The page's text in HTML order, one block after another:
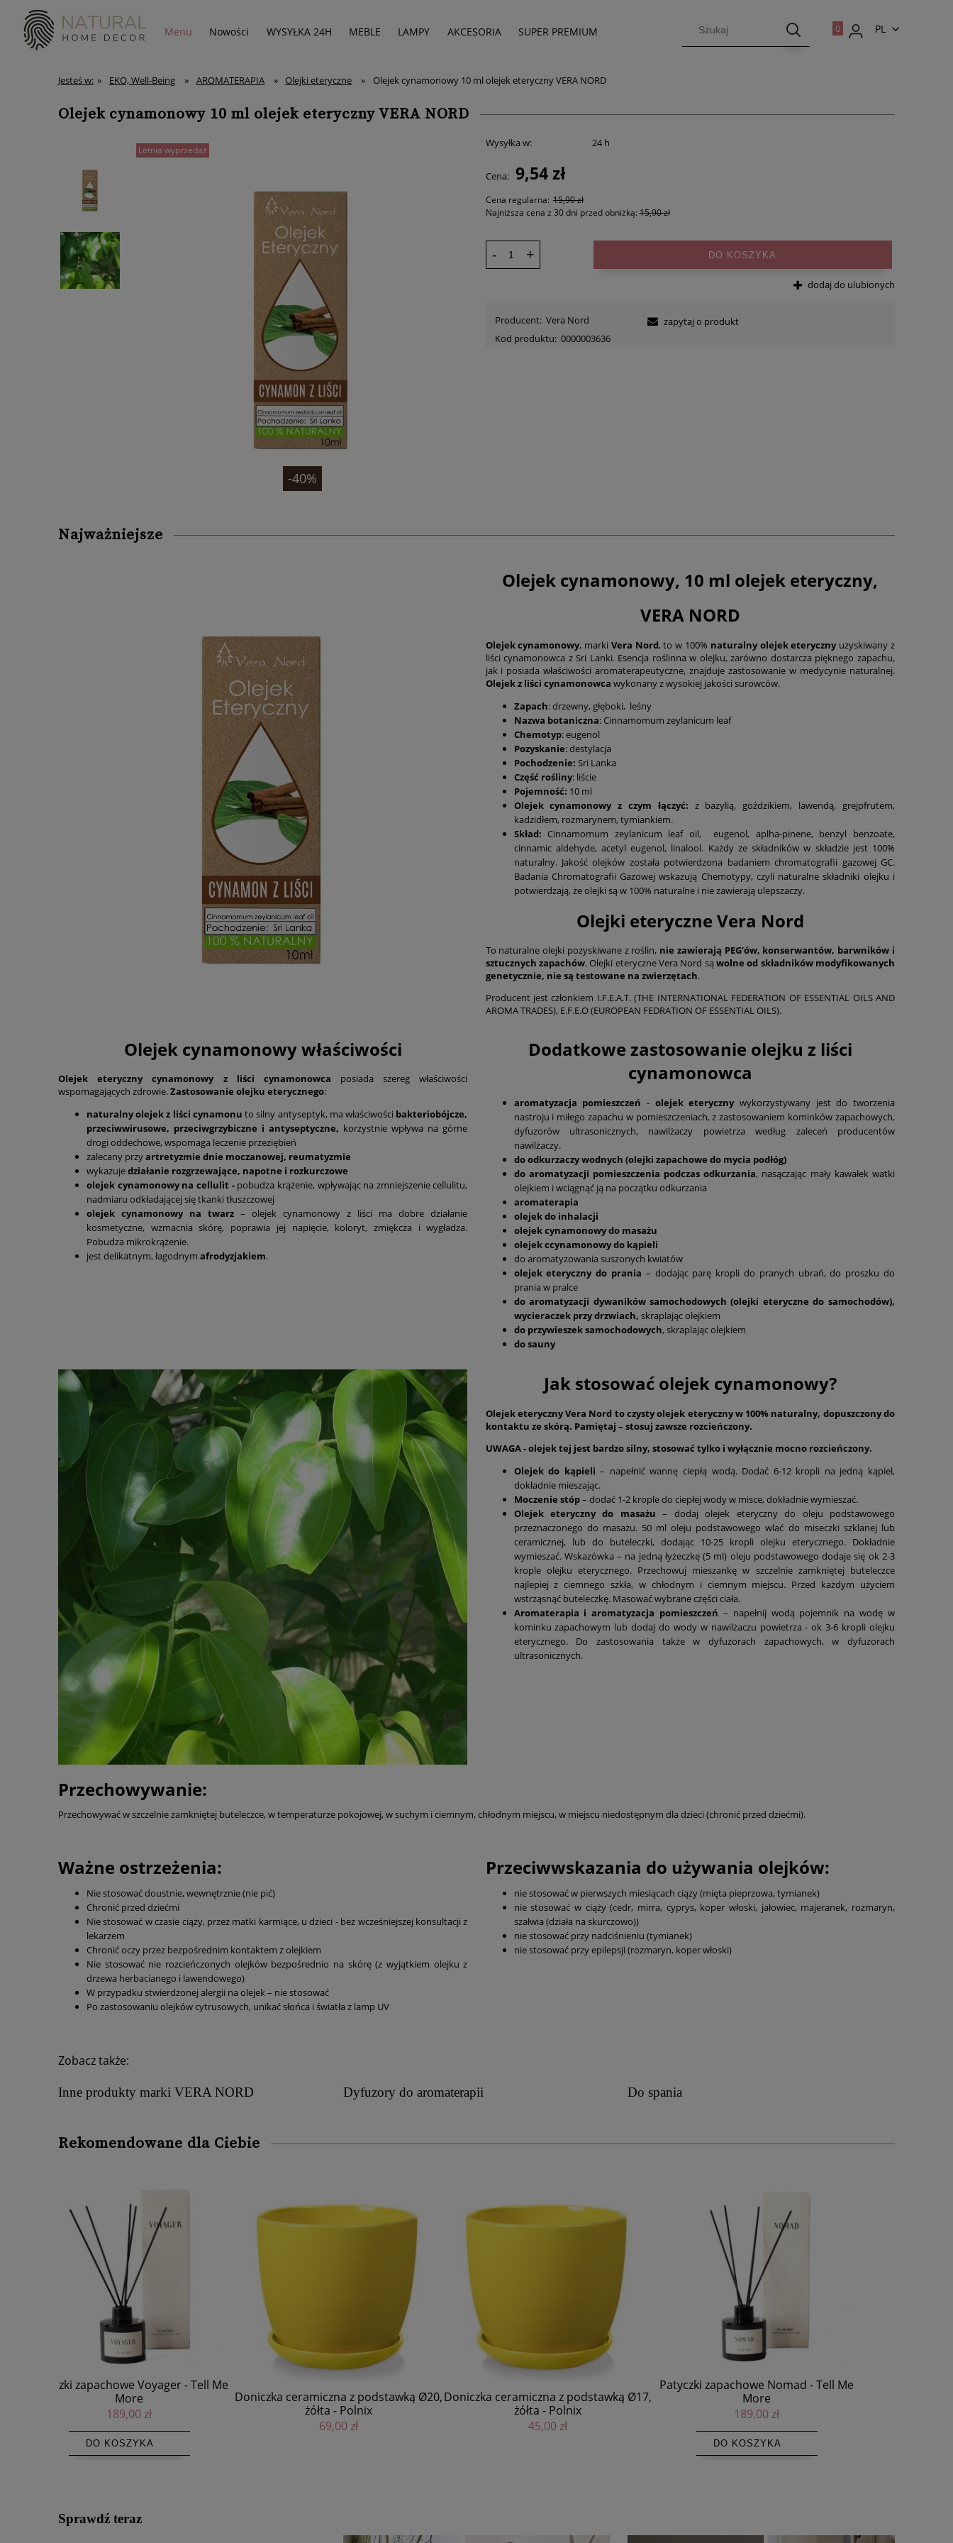
Menu Nowości WYSYŁKA 24H MEBLE LAMPY AKCESORIA SUPER PREMIUM
PL
Jesteś w: » EKO, Well-Being » AROMATERAPIA » Olejki eteryczne » Olejek cynamonowy 10 ml olejek eteryczny VERA NORD
Olejek cynamonowy 10 ml olejek eteryczny VERA NORD
Letnia wyprzedaż
-40%
Wysyłka w: 24 h
Cena: 9,54 zł
Cena regularna: 15,90 zł
Najniższa cena z 30 dni przed obniżką:15,90 zł
- + DO KOSZYKA
dodaj do ulubionych
Producent: Vera Nord
Kod produktu: 0000003636
zapytaj o produkt
Najważniejsze
Olejek cynamonowy, 10 ml olejek eteryczny,
VERA NORD
Olejek cynamonowy, marki Vera Nord, to w 100% naturalny olejek eterycznyuzyskiwany z
liści cynamonowca z Sri Lanki. Esencja roślinna w olejku, zarówno dostarcza pięknego zapachu,
jak i posiada właściwości aromaterapeutyczne, znajduje zastosowanie w medycynie naturalnej.
Olejek z liści cynamonowca wykonany z wysokiej jakości surowców.
Zapach: drzewny, głęboki, leśny
Nazwa botaniczna: Cinnamomum zeylanicum leaf
Chemotyp: eugenol
Pozyskanie: destylacja
Pochodzenie: Sri Lanka
Część rośliny: liście
Pojemność: 10 ml
Olejek cynamonowy z czym łączyć: z bazylią, goździkiem, lawendą, grejpfrutem,
kadzidłem, rozmarynem, tymiankiem.
Skład: Cinnamomum zeylanicum leaf oil, eugenol, aplha-pinene, benzyl benzoate,
cinnamic aldehyde, acetyl eugenol, linalool. Każdy ze składników w składzie jest 100%
naturalny. Jakość olejków została potwierdzona badaniem chromatografii gazowej GC.
Badania Chromatografii Gazowej wskazują Chemotypy, czyli naturalne składniki olejku i
potwierdzają, że olejki są w 100% naturalne i nie zawierają ulepszaczy.
Olejki eteryczne Vera Nord
To naturalne olejki pozyskiwane z roślin, nie zawierają PEG’ów, konserwantów, barwników i
sztucznych zapachów. Olejki eteryczne Vera Nord są wolne od składników modyfikowanych
genetycznie, nie są testowane na zwierzętach.
Producent jest członkiem I.F.E.A.T. (THE INTERNATIONAL FEDERATION OF ESSENTIAL OILS AND
AROMA TRADES), E.F.E.O (EUROPEAN FEDRATION OF ESSENTIAL OILS).
Olejek cynamonowy właściwości
Olejek eteryczny cynamonowy z liści cynamonowca posiada szereg właściwości
wspomagających zdrowie.Zastosowanie olejku eterycznego:
naturalny olejek z liści cynamonuto silny antyseptyk, ma właściwości bakteriobójcze,
przeciwwirusowe, przeciwgrzybiczne i antyseptyczne, korzystnie wpływa na górne
drogi oddechowe, wspomaga leczenie przeziębień
zalecany przyartretyzmie dnie moczanowej, reumatyzmie
wykazujedziałanie rozgrzewające, napotne i rozkurczowe
olejek cynamonowy na cellulit -pobudza krążenie, wpływając na zmniejszenie cellulitu,
nadmiaru odkładającej się tkanki tłuszczowej
olejek cynamonowy na twarz– olejek cynamonowy z liści ma dobre działanie
kosmetyczne, wzmacnia skórę, poprawia jej napięcie, koloryt, zmiękcza i wygładza.
Pobudza mikrokrążenie.
jest delikatnym, łagodnym afrodyzjakiem.
Dodatkowe zastosowanie olejku z liści
cynamonowca
aromatyzacja pomieszczeń - olejek eterycznywykorzystywany jest do tworzenia
nastroju i miłego zapachu w pomieszczeniach, z zastosowaniem kominków zapachowych,
dyfuzorów ultrasonicznych, nawilżaczy powietrza według zaleceń producentów
nawilżaczy.
do odkurzaczy wodnych (olejki zapachowe do mycia podłóg)
do aromatyzacji pomieszczenia podczas odkurzania, nasączając mały kawałek watki
olejkiem i wciągnąć ją na początku odkurzania
aromaterapia
olejek do inhalacji
olejek cynamonowy do masażu
olejek ccynamonowydo kąpieli
do aromatyzowania suszonych kwiatów
olejek eteryczny do prania – dodając parę kropli do pranych ubrań, do proszku do
prania w pralce
do aromatyzacji dywaników samochodowych (olejki eteryczne do samochodów),
wycieraczek przy drzwiach, skraplając olejkiem
do przywieszek samochodowych, skraplając olejkiem
do sauny
Jak stosować olejek cynamonowy?
Olejek eteryczny Vera Nord to czysty olejek eteryczny w 100% naturalny, dopuszczony do
kontaktu ze skórą. Pamiętaj – stosuj zawsze rozcieńczony.
UWAGA - olejek tej jest bardzo silny, stosować tylko i wyłącznie mocno rozcieńczony.
Olejek do kąpieli– napełnić wannę ciepłą wodą. Dodać 6-12 kropli na jedną kąpiel,
dokładnie mieszając.
Moczenie stóp– dodać 1-2 krople do ciepłej wody w misce, dokładnie wymieszać.
Olejek eteryczny do masażu– dodaj olejek eteryczny do oleju podstawowego
przeznaczonego do masażu. 50 ml oleju podstawowego wlać do miseczki szklanej lub
ceramicznej, lub do buteleczki, dodając 10-25 kropli olejku eterycznego. Dokładnie
wymieszać. Wskazówka – na jedną łyżeczkę (5 ml) oleju podstawowego dodaje się ok 2-3
krople olejku eterycznego. Przechowuj mieszankę w szczelnie zamkniętej buteleczce
najlepiej z ciemnego szkła, w chłodnym i ciemnym miejscu. Przed każdym użyciem
wstrząsnąć buteleczkę. Masować wybrane części ciała.
Aromaterapia i aromatyzacja pomieszczeń – napełnij wodą pojemnik na wodę w
kominku zapachowym lub dodaj do wody w nawilżaczu powietrza - ok 3-6 kropli olejku
eterycznego. Do zastosowania także w dyfuzorach zapachowych, w dyfuzorach
ultrasonicznych.
Przechowywanie:
Przechowywać w szczelnie zamkniętej buteleczce, w temperaturze pokojowej, w suchym i ciemnym, chłodnym miejscu, w miejscu niedostępnym dla dzieci (chronić przed dziećmi).
Ważne ostrzeżenia:
Nie stosować doustnie, wewnętrznie (nie pić)
Chronić przed dziećmi
Nie stosować w czasie ciąży, przez matki karmiące, u dzieci - bez wcześniejszej konsultacji z
lekarzem
Chronić oczy przez bezpośrednim kontaktem z olejkiem
Nie stosować nie rozcieńczonych olejków bezpośrednio na skórę (z wyjątkiem olejku z
drzewa herbacianego i lawendowego)
W przypadku stwierdzonej alergii na olejek – nie stosować
Po zastosowaniu olejków cytrusowych, unikać słońca i światła z lamp UV
Przeciwwskazania do używania olejków:
nie stosować w pierwszych miesiącach ciąży (mięta pieprzowa, tymianek)
nie stosować w ciąży (cedr, mirra, cyprys, koper włoski, jałowiec, majeranek, rozmaryn,
szałwia (działa na skurczowo))
nie stosować przy nadciśnieniu (tymianek)
nie stosować przy epilepsji (rozmaryn, koper włoski)
Zobacz także:
Inne produkty marki VERA NORD Dyfuzory do aromaterapii Do spania
Rekomendowane dla Ciebie
Doniczka ceramiczna z podstawką Ø20,
żółta - Polnix
Doniczka ceramiczna z podstawką Ø17,
żółta - Polnix
45,00 zł
Patyczki zapachowe Nomad - Tell Me
More
189,00 zł
Sprawdź teraz